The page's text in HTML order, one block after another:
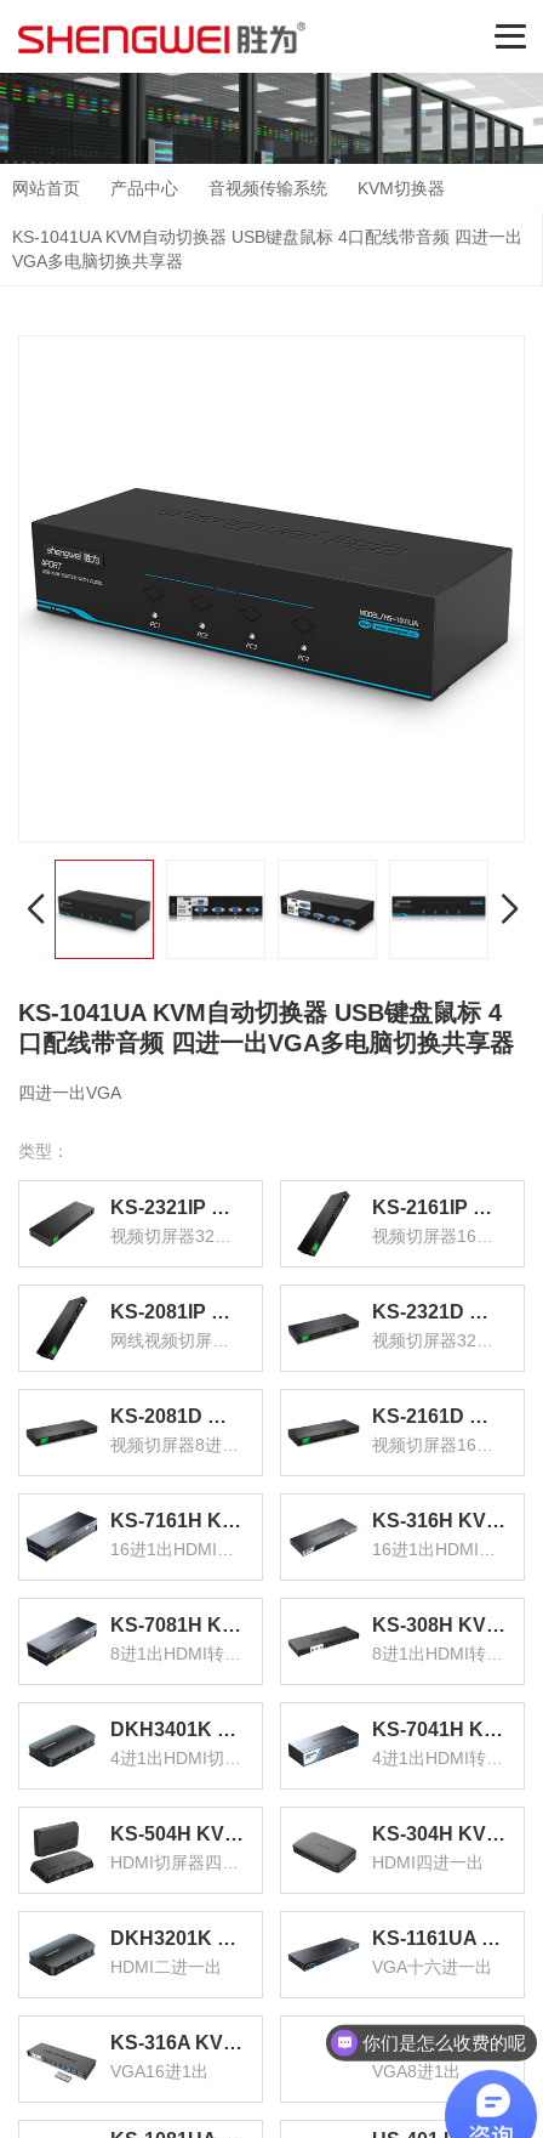
网站首页 产品中心 音视频传输系统 KVM切换器
KS-1041UA KVM自动切换器 USB键盘鼠标 4口配线带音频 四进一出
VGA多电脑切换共享器
KS-1041UA KVM自动切换器 USB键盘鼠标 4
口配线带音频 四进一出VGA多电脑切换共享器
四进一出VGA
类型：
KS-2321IP 数字IP远程KVM切换器32口 视频切屏器32进1出 机架式网络转换器共享器支持远程 KS-2161IP 数字IP网口远程KVM切换器16口 视频切屏器16进1出 机架式网络转换器共享器支持远程
KS-2081IP 数字IP远程KVM切换器8口 网线视频切屏器8进1出 机架式网络转换器共享器支持远程 KS-2321D 数字KVM切换器32口 视频切屏器32进1出 机架式网络转换器共享器支持远程
KS-2081D 数字KVM切换器8口 视频切屏器8进1出 机架式网络转换器键鼠共享支持远程 KS-2161D 数字KVM切换器16口 视频切屏器16进1出 机架式网络转换器共享器
KS-7161H KVM切换器16口 16进1出HDMI切换器 USB高清视频电脑键鼠共享器 配线带音频机架式 KS-316H KVM切换器16口 16进1出hdmi转换器配线带遥控 电脑显示器视频打印机键盘鼠标共享器
KS-7081H KVM切换器8口 8进1出HDMI转换器 USB高清视频电脑键鼠共享器 配线带音频麦克机架式 KS-308H KVM切换器8口 8进1出hdmi转换器配线带遥控 电脑显示器视频打印机键盘鼠标共享器
DKH3401K KVM切换器4进1出HDMI切屏器配线 四进一出电脑转换器4口显示器键鼠USB打印机共享器 KS-7041H KVM切换器4口 4进1出HDMI转换器 USB高清视频电脑显示器键鼠共享器 配线带音频麦克
KS-504H KVM切换器4口 HDMI切屏器四进一出带配线 4K高清电脑显示器接打印机键盘鼠标共享器 KS-304H KVM切换器 HDMI视频切屏器 四进一出 台式机笔记本显示器监控鼠标键盘USB打印机共享器
HDMI四进一出
DKH3201K KVM切换器二进一出hdmi切屏器配线 2进1出电脑转换器2口显示器键鼠USB打印机共享器
HDMI二进一出
KS-1161UA KVM自动切换器USB键盘鼠标16口配线机架型带音频十六进一出VGA多电脑切换共享器
VGA十六进一出
KS-316A KVM切换器 机架式 带遥控 配线 VGA16进1出多电脑切换器 显示器共享器 共享USB键鼠
VGA16进1出
KS-308A KVM切换器8口 机架式带遥控配线VGA8进1出多电脑切换器 显示器USB键鼠共享器
VGA8进1出
你们是怎么收费的呢